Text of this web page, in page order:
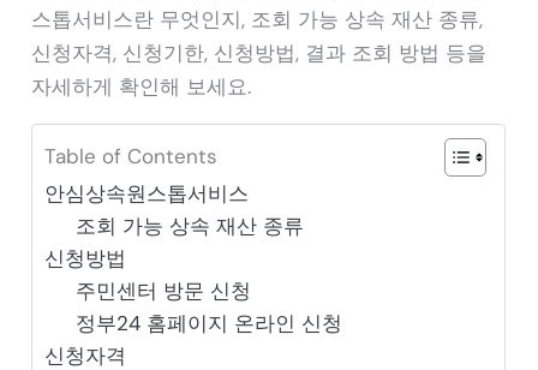
스톱서비스란 무엇인지, 조회 가능 상속 재산 종류,
신청자격, 신청기한, 신청방법, 결과 조회 방법 등을
자세하게 확인해 보세요.
Table of Contents
안심상속원스톱서비스
조회 가능 상속 재산 종류
신청방법
주민센터 방문 신청
정부24 홈페이지 온라인 신청
신청자격